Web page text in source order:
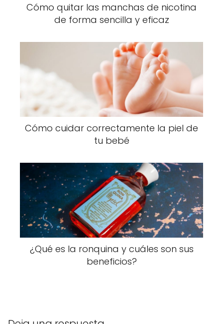
Cómo quitar las manchas de nicotina
de forma sencilla y eficaz
Cómo cuidar correctamente la piel de
tu bebé
¿Qué es la ronquina y cuáles son sus
beneficios?